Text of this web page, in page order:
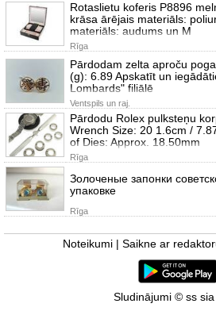
Rotaslietu koferis P8896
krāsa ārējais materiāls:
materiāls: audums un M
Rīga
Pārdodam zelta aproču
(g): 6.89 Apskatīt un
Lombards" filiālē
Ventspils un raj.
Pārdodu Rolex pulksteņu
Wrench Size: 20 1.6cm /
of Dies: Approx. 18.50mm
Rīga
Золоченые запонки
упаковке
Rīga
Noteikumi Saikne ar
Sludinājumi © ss